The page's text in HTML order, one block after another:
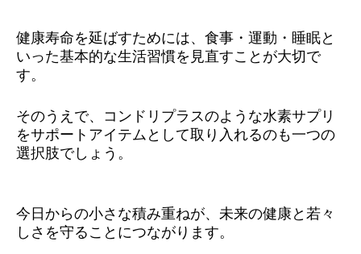
健康寿命を延ばすためには、食事・運動・睡眠と
いった基本的な生活習慣を見直すことが大切で
す。
そのうえで、コンドリプラスのような水素サプリ
をサポートアイテムとして取り入れるのも一つの
選択肢でしょう。
今日からの小さな積み重ねが、未来の健康と若々
しさを守ることにつながります。